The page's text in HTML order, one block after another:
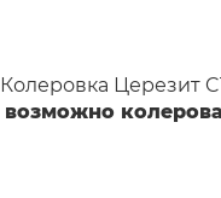
Церезит
возможно